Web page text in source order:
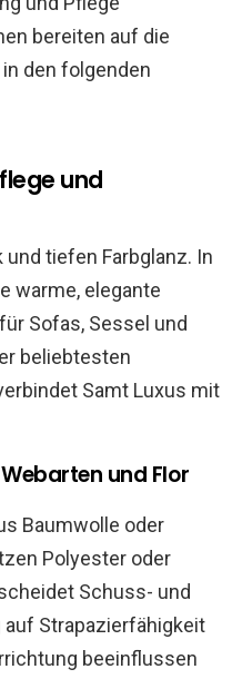
bereiten auf die
den folgenden
und
tiefen Farbglanz. In
warme, elegante
Sofas, Sessel und
beliebtesten
Samt Luxus mit
und Flor
Baumwolle oder
Polyester oder
Schuss- und
Strapazierfähigkeit
beeinflussen